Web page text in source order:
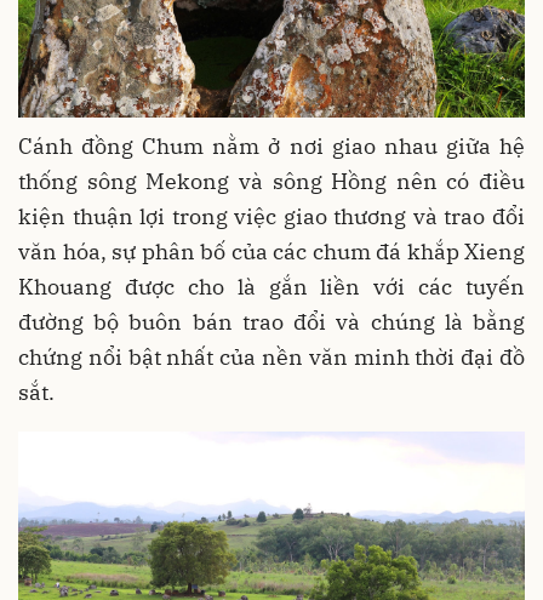
Cánh đồng Chum nằm ở nơi giao nhau giữa hệ
thống sông Mekong và sông Hồng nên có điều
kiện thuận lợi trong việc giao thương và trao đổi
văn hóa, sự phân bố của các chum đá khắp Xieng
Khouang được cho là gắn liền với các tuyến
đường bộ buôn bán trao đổi và chúng là bằng
chứng nổi bật nhất của nền văn minh thời đại đồ
sắt.